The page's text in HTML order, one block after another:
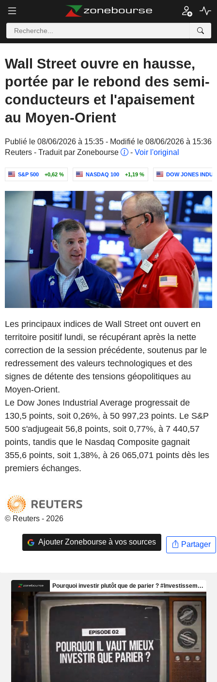
Wall Street ouvre en hausse,
portée par le rebond des semi-
conducteurs et l'apaisement
au Moyen-Orient
Publié le 08/06/2026 à 15:35 - Modifié le 08/06/2026 à 15:36
Reuters - Traduit par Zonebourse
- Voir l'original
S&P 500 +0,62 % NASDAQ 100 +1,19 % DOW JONES
Les principaux indices de Wall Street ont ouvert en
territoire positif lundi, se récupérant après la nette
correction de la session précédente, soutenus par le
redressement des valeurs technologiques et des
signes de détente des tensions géopolitiques au
Moyen-Orient.
Le Dow Jones Industrial Average progressait de
130,5 points, soit 0,26%, à 50 997,23 points. Le S&P
500 s'adjugeait 56,8 points, soit 0,77%, à 7 440,57
points, tandis que le Nasdaq Composite gagnait
355,6 points, soit 1,38%, à 26 065,071 points dès les
premiers échanges.
© Reuters - 2026
Ajouter Zonebourse à vos sources Partager